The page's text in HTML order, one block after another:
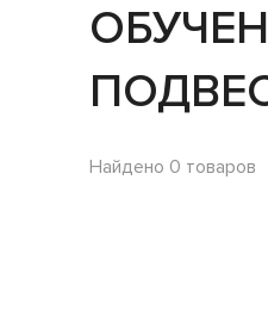
Найдено 0 товаров